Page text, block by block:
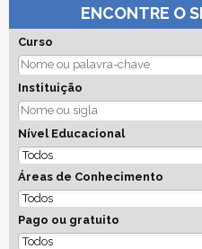
ENCONTRE O
Curso
Instituição
Nível Educacional
Áreas de Conhecimento
Pago ou gratuito